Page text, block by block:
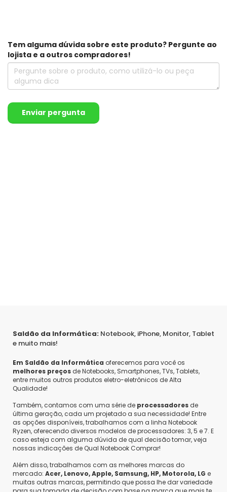
Tem alguma dúvida sobre este produto? Pergunte ao
lojista e a outros compradores!
Enviar pergunta
Saldão da Informática: Notebook, iPhone, Monitor, Tablet
e muito mais!
Em Saldão da Informática oferecemos para você os
melhores preços de Notebooks, Smartphones, TVs, Tablets,
entre muitos outros produtos eletro-eletrônicos de Alta
Qualidade!
Também, contamos com uma série de processadores de
última geração, cada um projetado a sua necessidade! Entre
as opções disponíveis, trabalhamos com a linha Notebook
Ryzen, oferecendo diversos modelos de processadores: 3, 5 e 7. E
caso esteja com alguma dúvida de qual decisão tomar, veja
nossas indicações de Qual Notebook Comprar!
Além disso, trabalhamos com as melhores marcas do
mercado: Acer, Lenovo, Apple, Samsung, HP, Motorola, LG e
muitas outras marcas, permitindo que possa lhe dar variedade